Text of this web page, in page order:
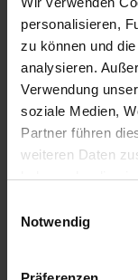
personalisieren,
zu können und
analysieren.
Verwendung
soziale Medien,
Partner führen
weiteren Daten
haben oder die
Notwendig
Venlo /
05.30 Uhr
Halbtagesausflug:
14.00 Uhr